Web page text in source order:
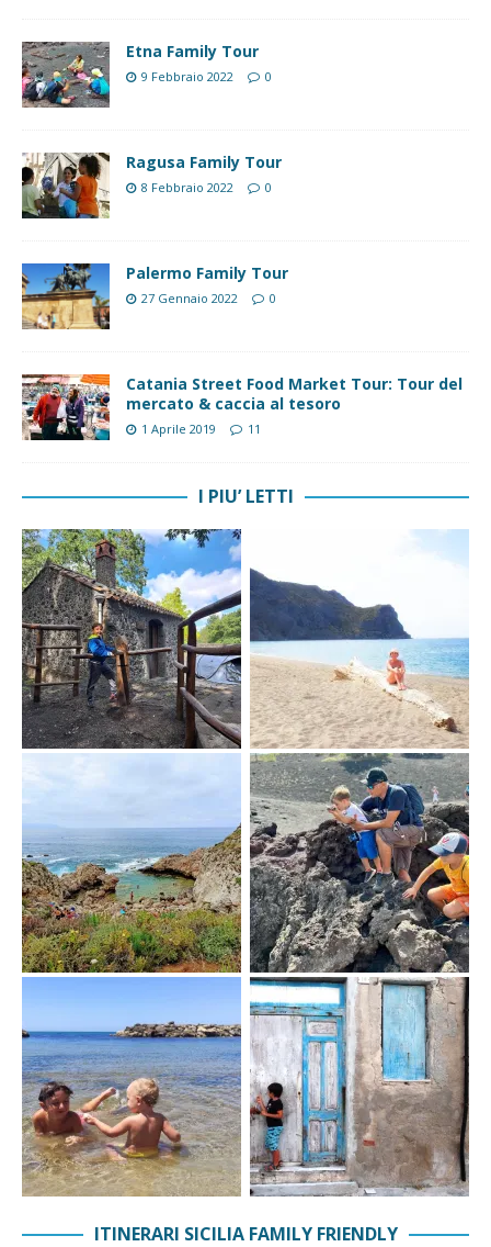
Etna Family Tour
9 Febbraio 2022 0
Ragusa Family Tour
8 Febbraio 2022 0
Palermo Family Tour
27 Gennaio 2022 0
Catania Street Food Market Tour: Tour del
mercato & caccia al tesoro
1 Aprile 2019 11
I PIU’ LETTI
ITINERARI SICILIA FAMILY FRIENDLY